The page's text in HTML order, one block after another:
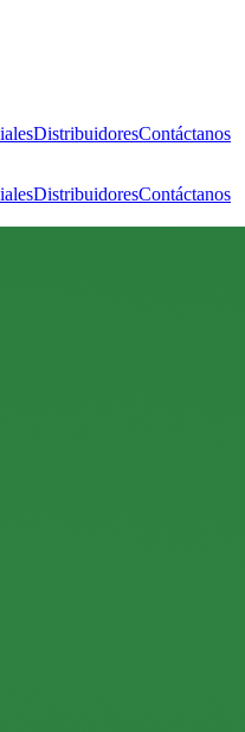
DistribuidoresContáctanos
DistribuidoresContáctanos